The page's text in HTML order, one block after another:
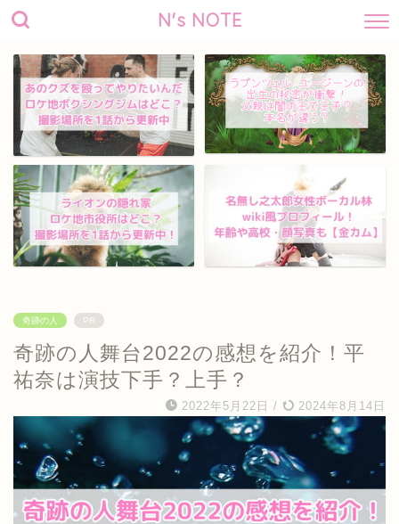
N's NOTE
奇跡の人 PR
奇跡の人舞台2022の感想を紹介！平
祐奈は演技下手？上手？
2022年5月22日 / 2024年8月14日